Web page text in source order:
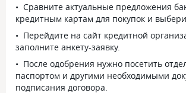
Сравните актуальные предложения
кредитным картам для покупок и
Перейдите на сайт кредитной
заполните анкету-заявку.
После одобрения нужно посетить
паспортом и другими необходимыми
подписания договора.